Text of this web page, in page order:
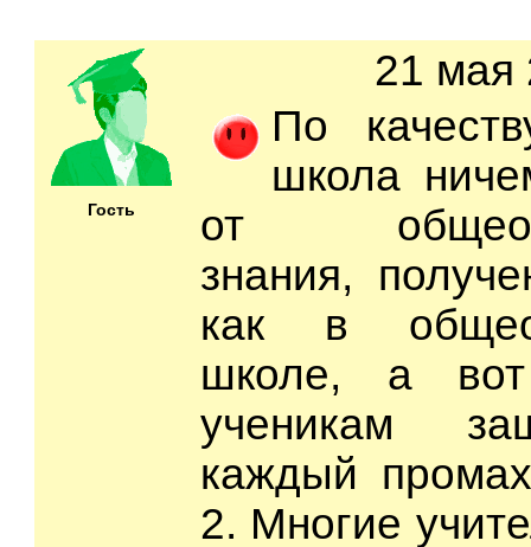
Гость
21 мая
По
школа
от
знания,
как в
школе, а
ученикам
каждый
2. Многие